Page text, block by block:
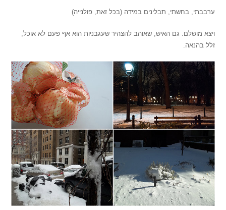
ערבבתי, בחשתי, תבלינים במידה (בכל זאת, פולנייה)
ויצא מושלם. גם האיש, שאוהב להצהיר שעגבניות הוא אף פעם לא אוכל,
זלל בהנאה.